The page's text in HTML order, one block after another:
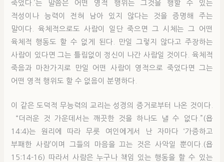
죽었다.’는 말씀은 어떤 영적 행위든 그것을 행할 수 있는
적성이나 능력이 전혀 남아 있지 않다는 것을 증명해 주는
말이다. 육체적으로도 사람이 일단 죽으면 그 시체는 그 어떤
육체적 행동도 할 수 없게 된다. 만일 그렇지 않다고 주장하는
사람이 있다면 그는 틀림없이 정신이 나간 사람일 것이다. 육체적
죽음과 마찬가지로 만일 어떤 사람이 영적으로 죽었다면 그는
어떤 영적 행위도 할 수 없음이 분명하다.
이 같은 도덕적 무능력의 교리는 성경의 증거로부터 나온 것이다.
“더러운 것 가운데서는 깨끗한 것을 하나도 낼 수 없다.”(욥
14:4)는 원리에 따라 무릇 여인에게서 난 자마다 ‘가증하고
부패한 사람’이며 그들의 마음을 끄는 것은 사악일 뿐이다.(욥
15:14-16) 따라서 사람은 누구나 책임 있는 행동을 할 수 있는